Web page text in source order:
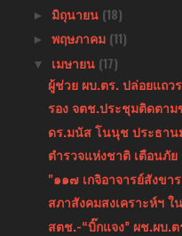
► มิถุนายน (18)
► พฤษภาคม (11)
▼ เมษายน (17)
ผู้ช่วย ผบ.ตร. ปล่อยแถ
รอง จตช.ประชุมติดตา
ดร.มนัส โนนุช ประธาน
ตำรวจแห่งชาติ เตือนภั
"๑๑๗ เกจิอาจารย์สังขา
สภาสังคมสงเคราะห์ฯ
สตช.-“บิ๊กแจง” ผช.ผบ.